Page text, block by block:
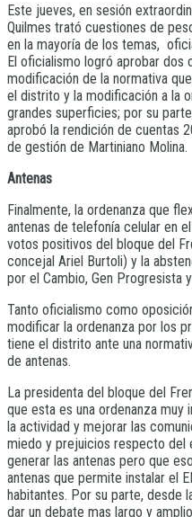
Este jueves, en sesión
Quilmes trató cuestiones de
en la mayoría de los temas,
El oficialismo logró aprobar dos
modificación de la normativa
el distrito y la modificación a la
grandes superficies; por su
aprobó la rendición de cuentas
de gestión de Martiniano Molina.
Antenas
Finalmente, la ordenanza que
antenas de telefonía celular en
votos positivos del bloque del
concejal Ariel Burtoli) y la
por el Cambio, Gen Progresista
Tanto oficialismo como
modificar la ordenanza por los
tiene el distrito ante una
de antenas.
La presidenta del bloque del
que esta es una ordenanza
la actividad y mejorar las
miedo y prejuicios respecto del
generar las antenas pero que
antenas que permite instalar el
habitantes. Por su parte, desde
dar un debate mas largo y